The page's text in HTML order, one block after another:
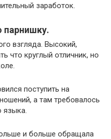
заработок.
парнишку.
взгляда. Высокий,
что круглый отличник, но
поступить на
а там требовалось
языка.
и больше обращала